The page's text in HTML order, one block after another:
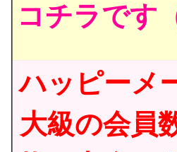
コチラです
ハッピーメ
大級の会員